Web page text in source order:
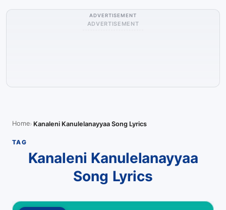
ADVERTISEMENT
ADVERTISEMENT
Home Kanaleni Kanulelanayyaa Song Lyrics
TAG
Kanaleni Kanulelanayyaa
Song Lyrics